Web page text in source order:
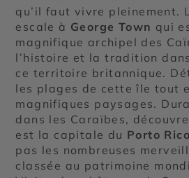
qu’il faut vivre pleinement.
escale à George Town qui
magnifique archipel des
l’histoire et la tradition
ce territoire britannique.
les plages de cette île tout
magnifiques paysages.
dans les Caraïbes,
est la capitale du Porto Rico
pas les nombreuses
classée au patrimoine